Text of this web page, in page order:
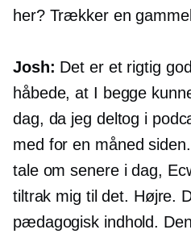
her? Trækker en
Josh: Det er et rigtig
håbede, at I begge
dag, da jeg deltog i
med for en måned
tale om senere i dag,
tiltrak mig til det. Højre.
pædagogisk indhold.